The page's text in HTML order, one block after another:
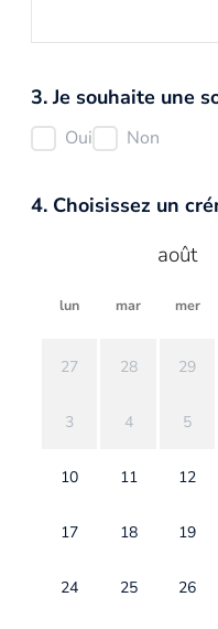
3. Je souhaite une
Oui Non
4. Choisissez un
lun mar mer
27 28 29
3 4 5
10 11 12
17 18 19
24 25 26